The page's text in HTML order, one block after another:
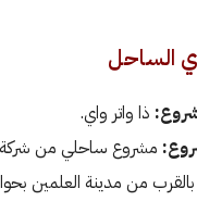
ذا واتر واي.
مشروع ساحلي من شركة
من مدينة العلمين بحوالي 20 دقيقة